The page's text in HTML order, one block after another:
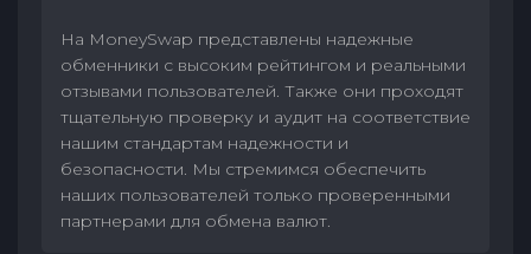
На MoneySwap представлены надежные
обменники с высоким рейтингом и реальными
отзывами пользователей. Также они проходят
тщательную проверку и аудит на соответствие
нашим стандартам надежности и
безопасности. Мы стремимся обеспечить
наших пользователей только проверенными
партнерами для обмена валют.